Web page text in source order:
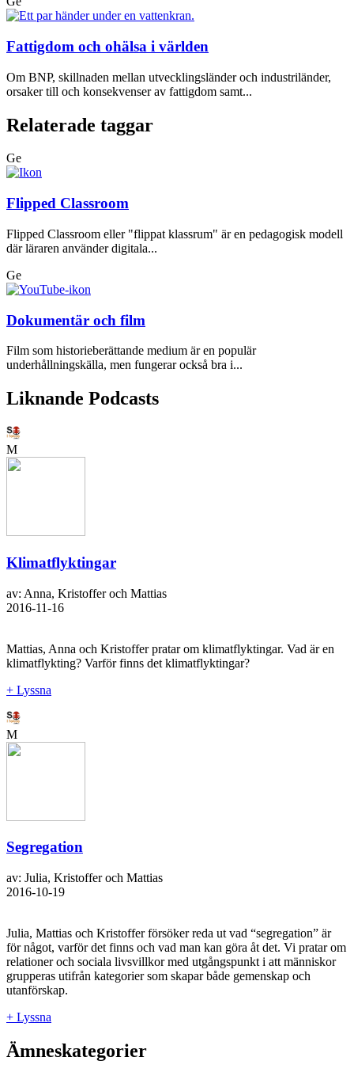
Fattigdom och ohälsa i världen
Om BNP, skillnaden mellan utvecklingsländer och industriländer,
orsaker till och konsekvenser av fattigdom samt...
Relaterade taggar
Ge
Flipped Classroom
Flipped Classroom eller "flippat klassrum" är en pedagogisk modell
där läraren använder digitala...
Ge
Dokumentär och film
Film som historieberättande medium är en populär
underhållningskälla, men fungerar också bra i...
Liknande Podcasts
M
Klimatflyktingar
av: Anna, Kristoffer och Mattias
2016-11-16
Mattias, Anna och Kristoffer pratar om klimatflyktingar. Vad är en
klimatflykting? Varför finns det klimatflyktingar?
+ Lyssna
M
Segregation
av: Julia, Kristoffer och Mattias
2016-10-19
Julia, Mattias och Kristoffer försöker reda ut vad “segregation” är
för något, varför det finns och vad man kan göra åt det. Vi pratar om
relationer och sociala livsvillkor med utgångspunkt i att människor
grupperas utifrån kategorier som skapar både gemenskap och
utanförskap.
+ Lyssna
Ämneskategorier